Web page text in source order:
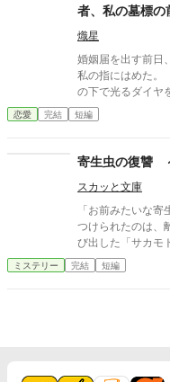
者、私の墓標の
する大破滅！
熾星
婚姻届を出す前日
私の指にはめた。 銀色の輪が薬指に滑り込んだ瞬間、私は照明
の下で光るダイヤ
やっと終わったよ
見下ろし、まるで
を失った。 景人はそのまま私の指先を取ると、さっきはめたば
かりの指輪を抜
の上で冷たく光っていた。 「この指輪、瑠奈
似合うと思う」 私は手を引き戻し、信じられない思いで彼を見
た。 「どういう意味？ 瑠奈と結婚するつもりなの？」 景人は
目を伏せ、指輪の
ない。ただ、会え
恋愛 完結 短編
寄生虫の復讐
スカッと文庫
「お前みたいな
つけられたのは、
び出した「サカモ
そして明日、彼が
あることを。 どん
ミステリー 完結 短編